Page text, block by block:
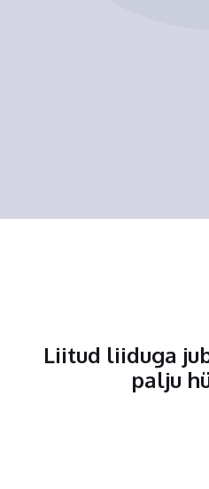
Liitud liiduga
palju